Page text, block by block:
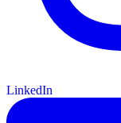
LinkedIn